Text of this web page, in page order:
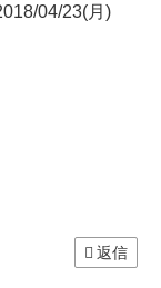
04/23(月)
返信